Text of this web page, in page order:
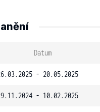
Datum
- 20.05.2025
- 10.02.2025